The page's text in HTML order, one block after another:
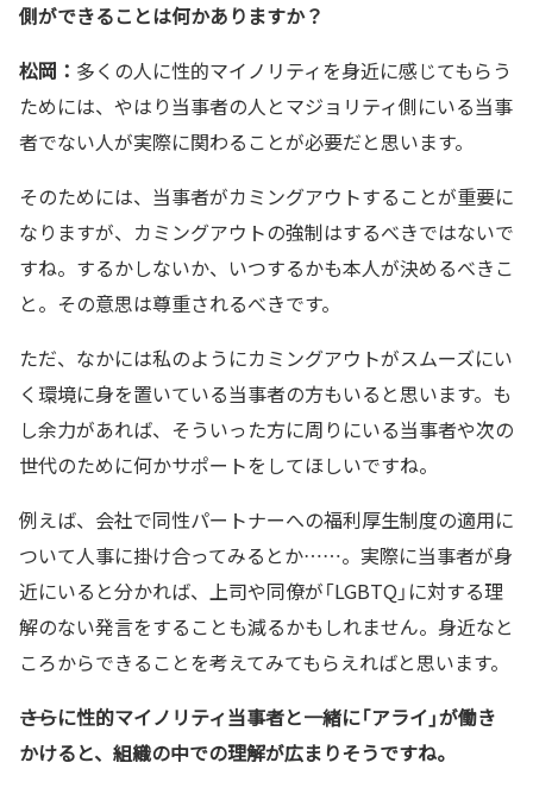
側ができることは何かありますか？
松岡： 多くの人に性的マイノリティを身近に感じてもらう
ためには、やはり当事者の人とマジョリティ側にいる当事
者でない人が実際に関わることが必要だと思います。
そのためには、当事者がカミングアウトすることが重要に
なりますが、カミングアウトの強制はするべきではないで
すね。するかしないか、いつするかも本人が決めるべきこ
と。その意思は尊重されるべきです。
ただ、なかには私のようにカミングアウトがスムーズにい
く環境に身を置いている当事者の方もいると思います。も
し余力があれば、そういった方に周りにいる当事者や次の
世代のために何かサポートをしてほしいですね。
例えば、会社で同性パートナーへの福利厚生制度の適用に
ついて人事に掛け合ってみるとか……。実際に当事者が身
近にいると分かれば、上司や同僚が「LGBTQ」に対する理
解のない発言をすることも減るかもしれません。身近なと
ころからできることを考えてみてもらえればと思います。
――さらに性的マイノリティ当事者と一緒に「アライ」が働き
かけると、組織の中での理解が広まりそうですね。